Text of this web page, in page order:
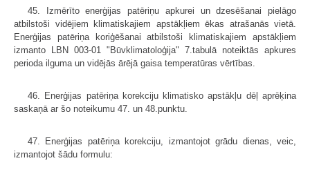
45. Izmērīto enerģijas patēriņu apkurei un dzesēšanai pielāgo
atbilstoši vidējiem klimatiskajiem apstākļiem ēkas atrašanās vietā.
Enerģijas patēriņa koriģēšanai atbilstoši klimatiskajiem apstākļiem
izmanto LBN 003-01 "Būvklimatoloģija" 7.tabulā noteiktās apkures
perioda ilguma un vidējās ārējā gaisa temperatūras vērtības.
46. Enerģijas patēriņa korekciju klimatisko apstākļu dēļ aprēķina
saskaņā ar šo noteikumu 47. un 48.punktu.
47. Enerģijas patēriņa korekciju, izmantojot grādu dienas, veic,
izmantojot šādu formulu: